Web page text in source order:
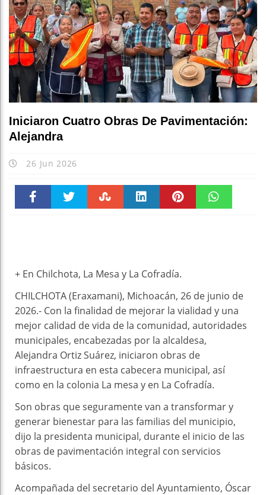
Iniciaron Cuatro Obras De Pavimentación:
Alejandra
26 Jun 2026
+ En Chilchota, La Mesa y La Cofradía.
CHILCHOTA (Eraxamani), Michoacán, 26 de junio de
2026.- Con la finalidad de mejorar la vialidad y una
mejor calidad de vida de la comunidad, autoridades
municipales, encabezadas por la alcaldesa,
Alejandra Ortiz Suárez, iniciaron obras de
infraestructura en esta cabecera municipal, así
como en la colonia La mesa y en La Cofradía.
Son obras que seguramente van a transformar y
generar bienestar para las familias del municipio,
dijo la presidenta municipal, durante el inicio de las
obras de pavimentación integral con servicios
básicos.
Acompañada del secretario del Ayuntamiento, Óscar